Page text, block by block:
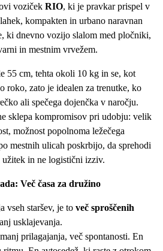
voziček RIO, ki je pravkar prispel v
kompakten in urbano naravnan
ki dnevno vozijo slalom med pločniki,
in mestnim vrvežem.
55 cm, tehta okoli 10 kg in se, kot
roko, zato je idealen za trenutke, ko
ali spečega dojenčka v naročju.
sklepa kompromisov pri udobju: velik
možnost popolnoma ležečega
mestnih ulicah poskrbijo, da sprehodi
in ne logistični izziv.
Več časa za družino
vseh staršev, je to več sproščenih
usklajevanja.
prilagajanja, več spontanosti. En